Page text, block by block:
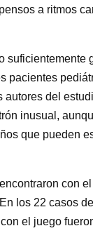
a ritmos
suficientemente
pacientes
autores del
inusual,
que pueden
con el
los 22 casos
el juego